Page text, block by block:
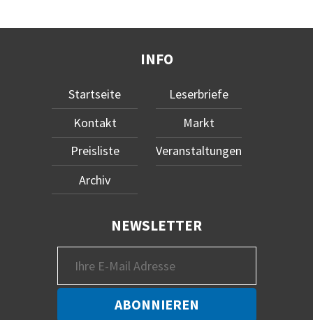
INFO
Startseite
Kontakt
Preisliste
Archiv
Leserbriefe
Markt
Veranstaltungen
NEWSLETTER